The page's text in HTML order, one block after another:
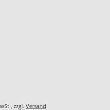
zzgl. Versand